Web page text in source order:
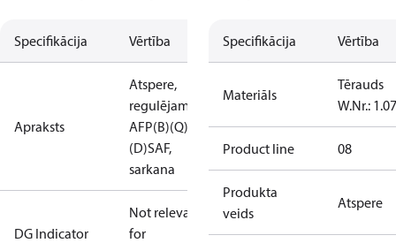
Specifikācija Vērtība
Apraksts
Atspere,
regulējama
AFP(B)(Q)
(D)SAF,
sarkana
DG Indicator
Not relevant
for
Specifikācija Vērtība
Materiāls
Tērauds
W.Nr.:
Product line 08
Produkta
veids
Atspere